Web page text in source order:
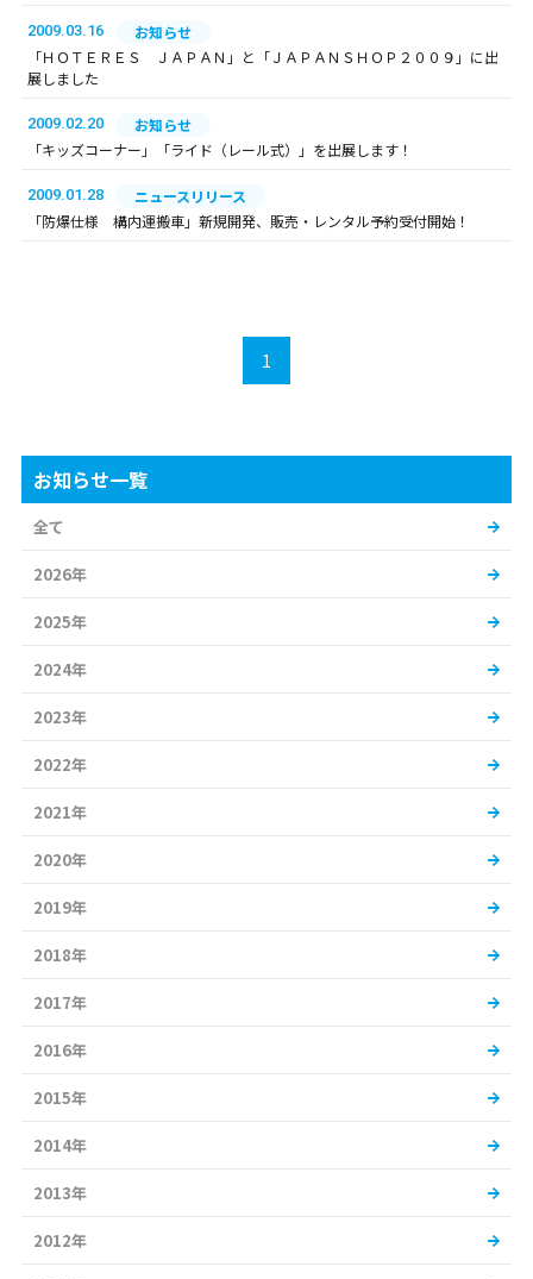
2009.03.16
お知らせ
「ＨＯＴＥＲＥＳ ＪＡＰＡＮ」と「ＪＡＰＡＮＳＨＯＰ２００９」に出
展しました
2009.02.20
お知らせ
「キッズコーナー」「ライド（レール式）」を出展します！
2009.01.28
ニュースリリース
「防爆仕様 構内運搬車」新規開発、販売・レンタル予約受付開始！
1
お知らせ一覧
全て
2026年
2025年
2024年
2023年
2022年
2021年
2020年
2019年
2018年
2017年
2016年
2015年
2014年
2013年
2012年